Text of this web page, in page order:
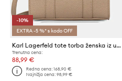
-10%
EXTRA -5 %* s kodo OFF
Karl Lagerfeld tote torba ženska iz umetnega usnja K/RSG MN
Trenutna cena:
88,99 €
Redna cena:168,90 €
Najnižja cena:98,99 €